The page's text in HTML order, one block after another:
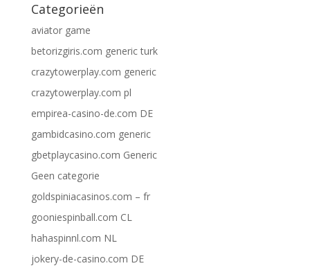
Categorieën
aviator game
betorizgiris.com generic turk
crazytowerplay.com generic
crazytowerplay.com pl
empirea-casino-de.com DE
gambidcasino.com generic
gbetplaycasino.com Generic
Geen categorie
goldspiniacasinos.com – fr
gooniespinball.com CL
hahaspinnl.com NL
jokery-de-casino.com DE